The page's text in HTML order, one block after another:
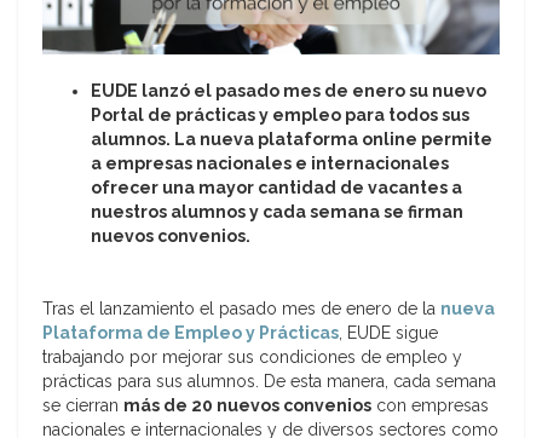
EUDE lanzó el pasado mes de enero su nuevo
Portal de prácticas y empleo para todos sus
alumnos. La nueva plataforma online permite
a empresas nacionales e internacionales
ofrecer una mayor cantidad de vacantes a
nuestros alumnos y cada semana se firman
nuevos convenios.
Tras el lanzamiento el pasado mes de enero de la nueva
Plataforma de Empleo y Prácticas, EUDE sigue
trabajando por mejorar sus condiciones de empleo y
prácticas para sus alumnos. De esta manera, cada semana
se cierran más de 20 nuevos convenios con empresas
nacionales e internacionales y de diversos sectores como